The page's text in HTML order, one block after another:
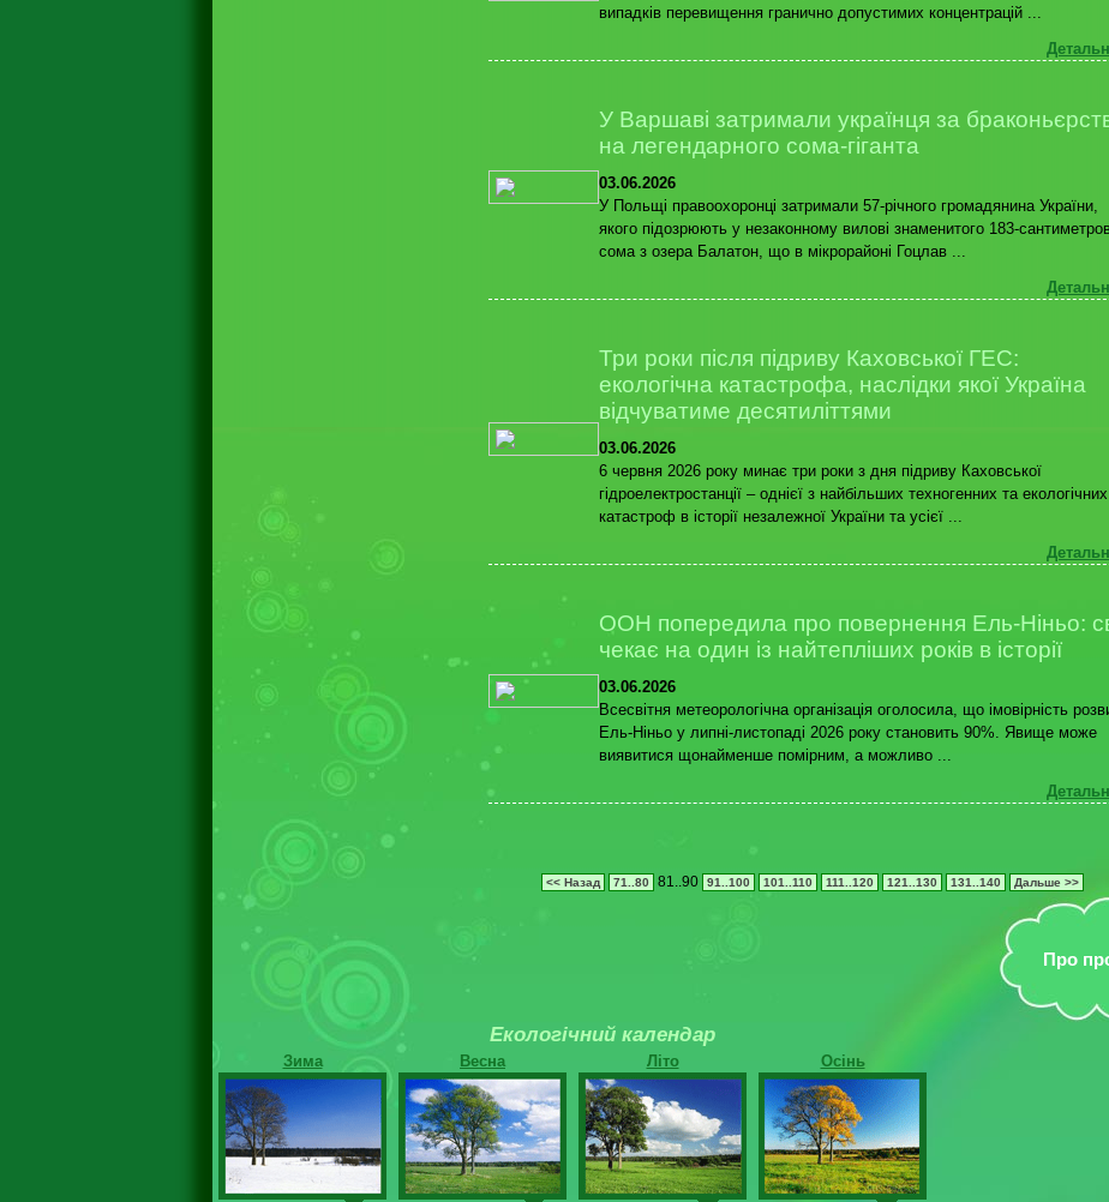
випадків перевищення гранично допустимих концентрацій ...
У Варшаві затримали українця за
на легендарного сома-гіганта
03.06.2026
У Польщі правоохоронці затримали 57-річного громадянина України,
якого підозрюють у незаконному вилові знаменитого 183-
сома з озера Балатон, що в мікрорайоні Гоцлав ...
Три роки після підриву Каховської ГЕС:
екологічна катастрофа, наслідки якої Україна
відчуватиме десятиліттями
03.06.2026
6 червня 2026 року минає три роки з дня підриву Каховської
гідроелектростанції – однієї з найбільших техногенних та екологічних
катастроф в історії незалежної України та усієї ...
ООН попередила про повернення Ель-Ніньо:
чекає на один із найтепліших років в історії
03.06.2026
Всесвітня метеорологічна організація оголосила, що імовірність
Ель-Ніньо у липні-листопаді 2026 року становить 90%. Явище може
виявитися щонайменше помірним, а можливо ...
<< Назад 71..80 81..90 91..100 101..110 111..120 121..130 131..140 Дальше >>
Екологічний календар
Зима Весна Літо Осінь
Про